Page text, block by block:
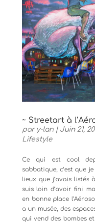
~ Streetart à
par y-lan| Juin 21,
Lifestyle
Ce qui est cool
sabbatique, c’est que
lieux que j’avais
suis loin d’avoir fini
en bonne place
a un musée, des
qui vend des bombes